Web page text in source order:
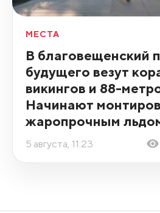
МЕСТА
В благовещенский
будущего везут
викингов и 88-
Начинают
жаропрочным
5 августа, 11:23